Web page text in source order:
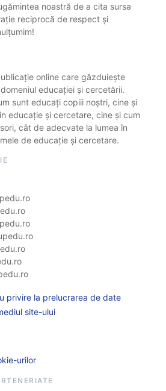
noastră de a cita sursa
reciprocă de respect și
online care găzduiește
educației și cercetării.
sunt educați copiii noștri, cine și
educație și cercetare, cine și cum
cât de adecvate la lumea în
de educație și cercetare.
privire la prelucrarea de date
site-ului
urilor